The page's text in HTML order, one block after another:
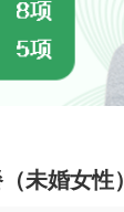
未婚女性）